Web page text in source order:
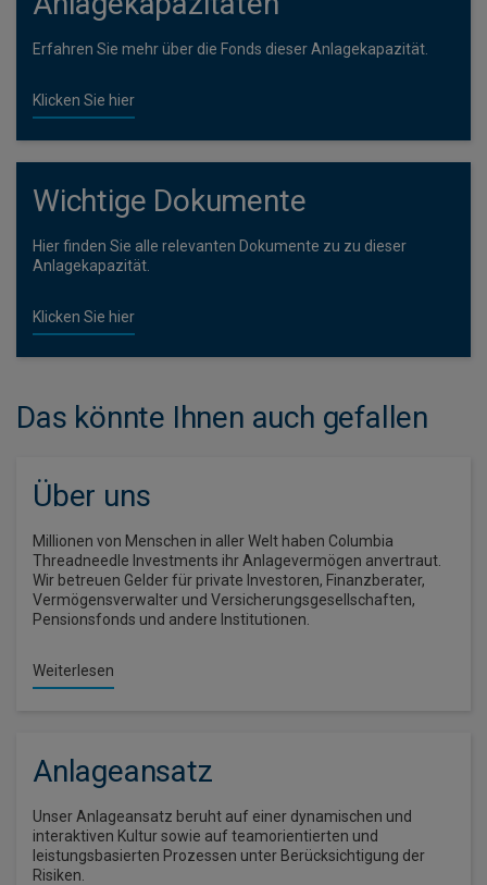
Erfahren Sie mehr über die Fonds dieser Anlagekapazität.
Klicken Sie hier
Wichtige Dokumente
Hier finden Sie alle relevanten Dokumente zu zu dieser
Anlagekapazität.
Klicken Sie hier
Das könnte Ihnen auch gefallen
Über uns
Millionen von Menschen in aller Welt haben Columbia
Threadneedle Investments ihr Anlagevermögen anvertraut.
Wir betreuen Gelder für private Investoren, Finanzberater,
Vermögensverwalter und Versicherungsgesellschaften,
Pensionsfonds und andere Institutionen.
Weiterlesen
Anlageansatz
Unser Anlageansatz beruht auf einer dynamischen und
interaktiven Kultur sowie auf teamorientierten und
leistungsbasierten Prozessen unter Berücksichtigung der
Risiken.